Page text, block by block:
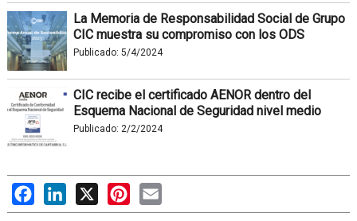
La Memoria de Responsabilidad Social de Grupo
CIC muestra su compromiso con los ODS
Publicado: 5/4/2024
CIC recibe el certificado AENOR dentro del
Esquema Nacional de Seguridad nivel medio
Publicado: 2/2/2024
FacebookLinkedIn Pinterest